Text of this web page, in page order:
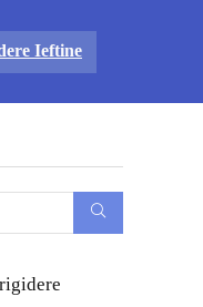
Ieftine